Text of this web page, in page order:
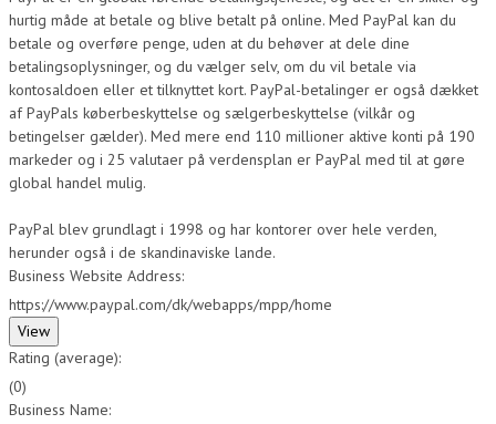
hurtig måde at betale og blive betalt på online. Med PayPal kan du
betale og overføre penge, uden at du behøver at dele dine
betalingsoplysninger, og du vælger selv, om du vil betale via
kontosaldoen eller et tilknyttet kort. PayPal-betalinger er også dækket
af PayPals køberbeskyttelse og sælgerbeskyttelse (vilkår og
betingelser gælder). Med mere end 110 millioner aktive konti på 190
markeder og i 25 valutaer på verdensplan er PayPal med til at gøre
global handel mulig.
PayPal blev grundlagt i 1998 og har kontorer over hele verden,
herunder også i de skandinaviske lande.
Business Website Address:
https://www.paypal.com/dk/webapps/mpp/home
Rating (average):
(0)
Business Name: